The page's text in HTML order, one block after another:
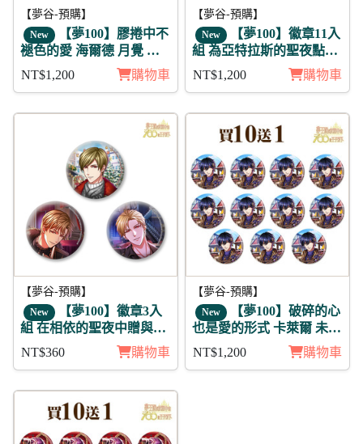
【夢谷-預購】
New 【夢100】膠捲中不
褪色的愛 海爾德 月覺 徽
章11入組
NT$1,200 購物車
【夢谷-預購】
New 【夢100】徽章11入
組 為亞特拉斯的聖夜點燃
夢之火 希里爾 未覺
NT$1,200 購物車
【夢谷-預購】
New 【夢100】徽章3入
組 在相依的聖夜中贈與的
愛 弗雷伊克
NT$360 購物車
【夢谷-預購】
New 【夢100】破碎的心
也是愛的形式 卡萊爾 未覺
徽章11入組
NT$1,200 購物車